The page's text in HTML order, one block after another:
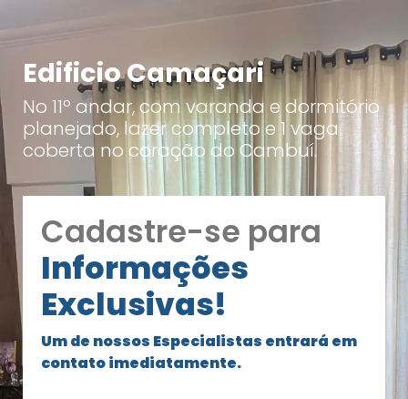
Edificio Camaçari
No 11º andar, com varanda e dormitório
planejado, lazer completo e 1 vaga
coberta no coração do Cambuí.
Cadastre-se para
Informações
Exclusivas!
Um de nossos Especialistas entrará em
contato imediatamente.